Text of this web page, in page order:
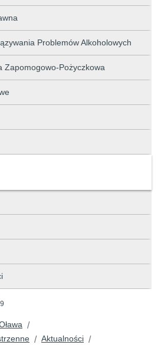
Problemów Alkoholowych
Zapomogowo-Pożyczkowa
/
/ Aktualności /